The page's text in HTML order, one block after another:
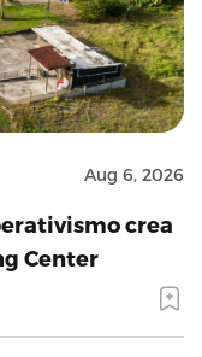
Aug 6, 2026
crea
Center